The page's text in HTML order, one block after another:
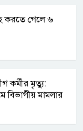
করতে গেলে ৬
কর্মীর মৃত্যু:
বিভাগীয় মামলার